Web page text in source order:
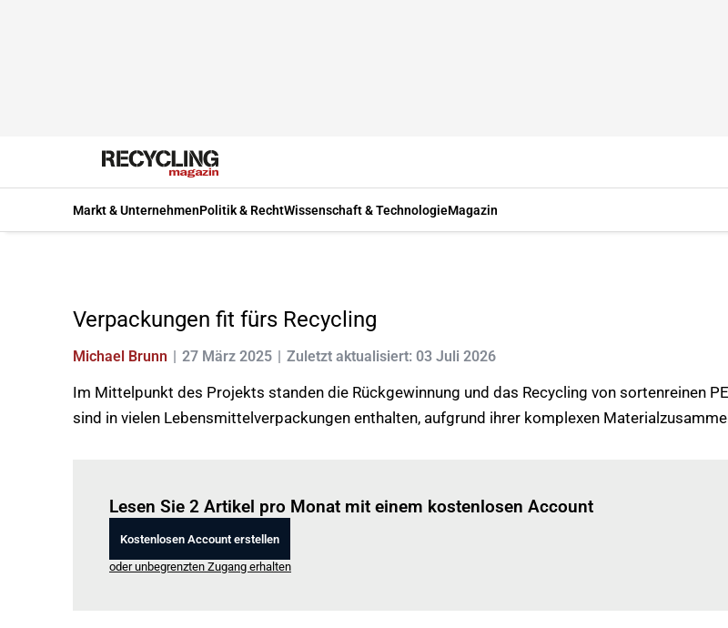
Markt & UnternehmenPolitik & RechtWissenschaft & TechnologieMagazin
Verpackungen fit fürs Recycling
Michael Brunn 27 März 2025 Zuletzt aktualisiert: 03 Juli 2026
Im Mittelpunkt des Projekts standen die Rückgewinnung und das Recycling von sortenreinen
sind in vielen Lebensmittelverpackungen enthalten, aufgrund ihrer komplexen
Lesen Sie 2 Artikel pro Monat mit einem kostenlosen Account
Kostenlosen Account erstellen
oder unbegrenzten Zugang erhalten